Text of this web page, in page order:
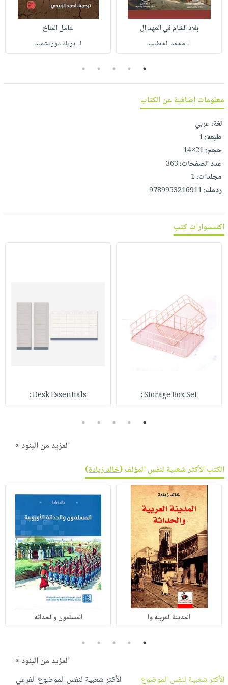
صابون
أطفال
مناسبات
فيديوهات
أسئلة
طرحها
نيل
وفرات
انشر
كتابك
تواصل
معنا
عربة
التسوق
نشرة
بلاد الشام في العهد ال
لـ محمد الخطيب
عامل المناخ
لـ ايريك دورتشميد
1
2
3
4
5
معلومات إضافية عن الكتاب
لغة:عربي
طبعة:1
حجم:21×14
عدد الصفحات:363
مجلدات:1
ردمك:9789953216911
اكسسوارات كتب
Storage Box Set :
Desk Essentials :
1
2
3
4
5
المزيد من البنود »
الكتب الأكثر شعبية لنفس المؤلف (خالد زيادة)
المدينة العربية وا المسلمون والحداثة
1
2
3
4
5
المزيد من البنود »
الأكثر شعبية لنفس الموضوع
الأكثر شعبية لنفس الموضوع الفرعي